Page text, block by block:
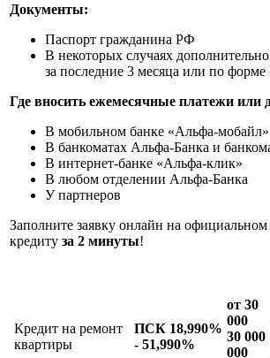
Документы:
Паспорт гражданина РФ
В некоторых случаях дополнительно
за последние 3 месяца или по форме
Где вносить ежемесячные платежи или
В мобильном банке «Альфа-мобайл»
В банкоматах Альфа-Банка и
В интернет-банке «Альфа-клик»
В любом отделении Альфа-Банка
У партнеров
Заполните заявку онлайн на
кредиту за 2 минуты!
Кредит на ремонт
квартиры
ПСК 18,990%
- 51,990%
от 30
000
30 000
000